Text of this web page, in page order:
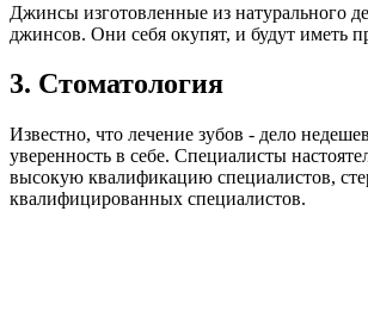
Джинсы изготовленные из натурального
джинсов. Они себя окупят, и будут иметь
3. Стоматология
Известно, что лечение зубов - дело
уверенность в себе. Специалисты
высокую квалификацию специалистов,
квалифицированных специалистов.